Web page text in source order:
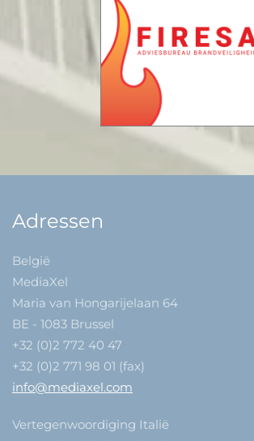
Adressen
België
MediaXel
Maria van Hongarijelaan 64
BE - 1083 Brussel
+32 (0)2 772 40 47
+32 (0)2 771 98 01 (fax)
info@mediaxel.com
Vertegenwoordiging Italië